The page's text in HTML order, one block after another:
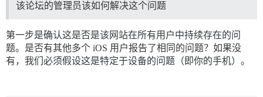
该论坛的管理员该如何解决这个问题
第一步是确认这是否是该网站在所有用户中持续存在的问
题。是否有其他多个 iOS 用户报告了相同的问题？如果没
有，我们必须假设这是特定于设备的问题（即你的手机）。